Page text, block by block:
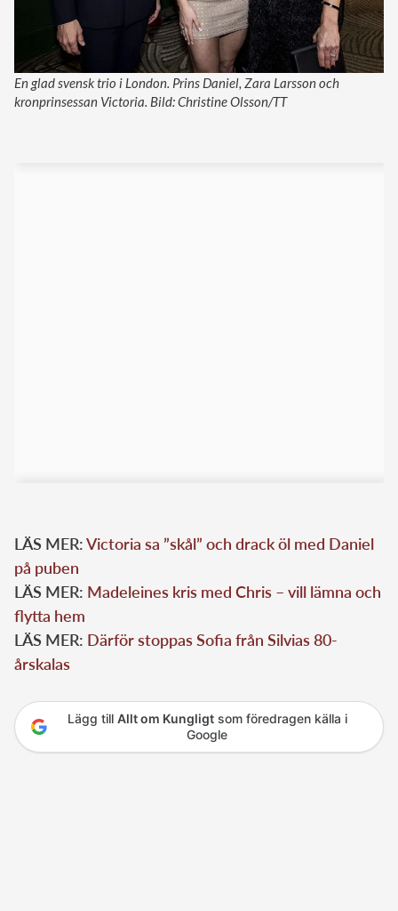
En glad svensk trio i London. Prins Daniel, Zara Larsson och
kronprinsessan Victoria. Bild: Christine Olsson/TT
LÄS MER:Victoria sa ”skål” och drack öl med Daniel
på puben
LÄS MER: Madeleines kris med Chris – vill lämna och
flytta hem
LÄS MER: Därför stoppas Sofia från Silvias 80-
årskalas
Lägg till Allt om Kungligtsom föredragen källa i
Google